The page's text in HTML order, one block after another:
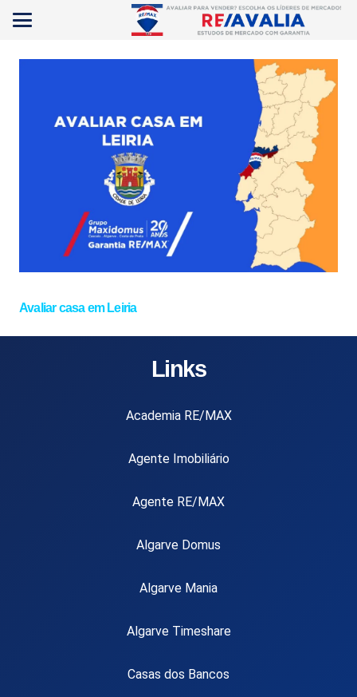
Avaliar casa em Leiria
Links
Academia RE/MAX
Agente Imobiliário
Agente RE/MAX
Algarve Domus
Algarve Mania
Algarve Timeshare
Casas dos Bancos